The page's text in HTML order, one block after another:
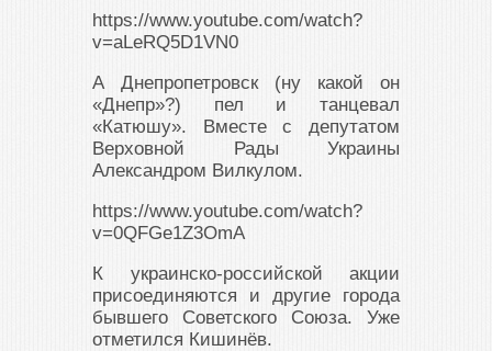
https://www.youtube.com/watch?
v=aLeRQ5D1VN0
А Днепропетровск (ну какой он
«Днепр»?) пел и танцевал
«Катюшу». Вместе с депутатом
Верховной Рады Украины
Александром Вилкулом.
https://www.youtube.com/watch?
v=0QFGe1Z3OmA
К украинско-российской акции
присоединяются и другие города
бывшего Советского Союза. Уже
отметился Кишинёв.